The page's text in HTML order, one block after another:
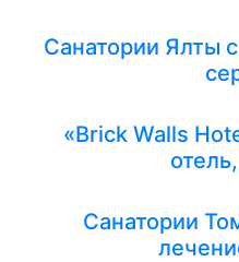
Санатории Ялты
«Brick Walls
Санатории